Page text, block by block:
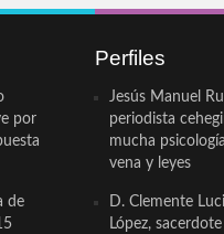
por
de
Perfiles
Jesús Manuel
periodista
mucha
vena y leyes
D. Clemente
López,